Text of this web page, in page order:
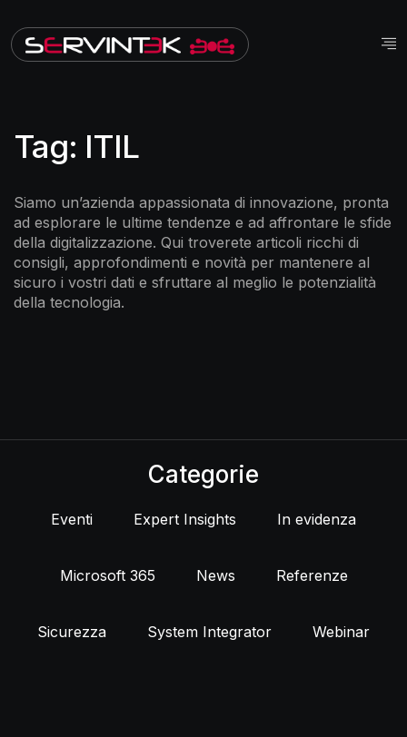
Tag: ITIL
Siamo un’azienda appassionata di innovazione, pronta
ad esplorare le ultime tendenze e ad affrontare le sfide
della digitalizzazione. Qui troverete articoli ricchi di
consigli, approfondimenti e novità per mantenere al
sicuro i vostri dati e sfruttare al meglio le potenzialità
della tecnologia.
Categorie
Eventi Expert Insights In evidenza
Microsoft 365 News Referenze
Sicurezza System Integrator Webinar